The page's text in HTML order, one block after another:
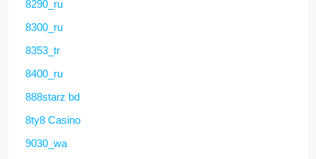
8290_ru
8300_ru
8353_tr
8400_ru
888starz bd
8ty8 Casino
9030_wa